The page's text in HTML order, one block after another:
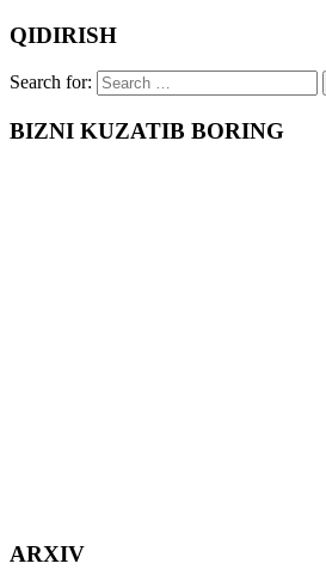
QIDIRISH
Search for:
BIZNI KUZATIB BORING
ARXIV